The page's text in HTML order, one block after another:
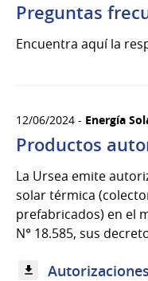
Preguntas
Encuentra aquí la
12/06/2024 - Energía
Productos
La Ursea emite
solar térmica
prefabricados) en el
N° 18.585, sus